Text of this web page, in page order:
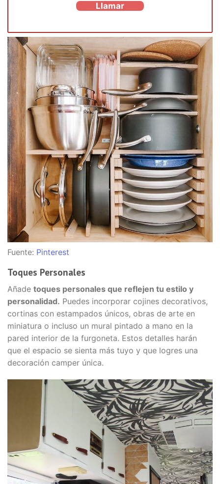
Llamar
Fuente: Pinterest
Toques Personales
Añade toques personales que reflejen tu estilo y
personalidad. Puedes incorporar cojines decorativos,
cortinas con estampados únicos, obras de arte en
miniatura o incluso un mural pintado a mano en la
pared interior de la furgoneta. Estos detalles harán
que el espacio se sienta más tuyo y que logres una
decoración camper única.